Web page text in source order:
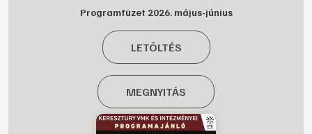
Programfüzet 2026. május-június
LETÖLTÉS
MEGNYITÁS